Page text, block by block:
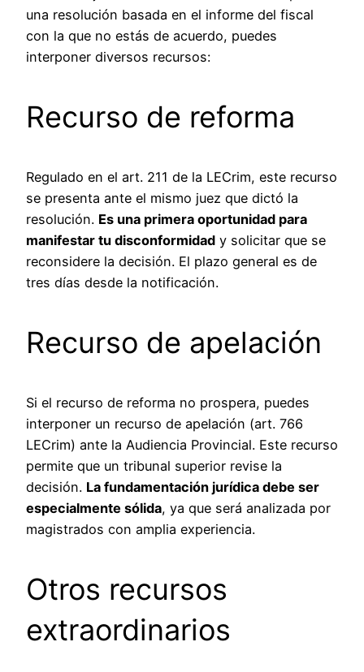
una resolución basada en el informe del fiscal
con la que no estás de acuerdo, puedes
interponer diversos recursos:
Recurso de reforma
Regulado en el art. 211 de la LECrim, este recurso
se presenta ante el mismo juez que dictó la
resolución. Es una primera oportunidad para
manifestar tu disconformidad y solicitar que se
reconsidere la decisión. El plazo general es de
tres días desde la notificación.
Recurso de apelación
Si el recurso de reforma no prospera, puedes
interponer un recurso de apelación (art. 766
LECrim) ante la Audiencia Provincial. Este recurso
permite que un tribunal superior revise la
decisión. La fundamentación jurídica debe ser
especialmente sólida, ya que será analizada por
magistrados con amplia experiencia.
Otros recursos
extraordinarios